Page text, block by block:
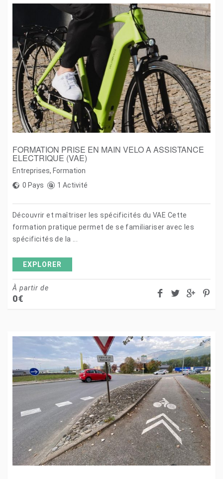
FORMATION PRISE EN MAIN VELO A ASSISTANCE
ELECTRIQUE (VAE)
Entreprises, Formation
0 Pays
1 Activité
Découvrir et maîtriser les spécificités du VAE Cette
formation pratique permet de se familiariser avec les
spécificités de la ...
EXPLORER
À partir de
0€